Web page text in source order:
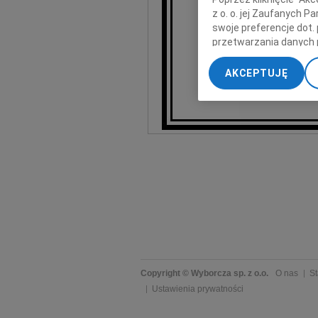
pracownicy
Copyright © Wyborcza sp. z o.o. O nas
Ustawienia prywatności
z o. o. jej Zaufanych
swoje preferencje dot.
przetwarzania danych
„Ustawienia
My, nasi Zaufani
dokładnych danych
Przechowywanie
treści, badnie
AKCEPTUJĘ